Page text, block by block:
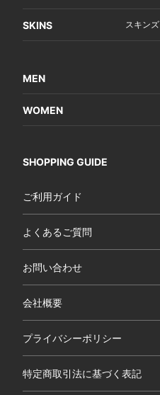
SKINS スキンズ
MEN
WOMEN
SHOPPING GUIDE
ご利用ガイド
よくあるご質問
お問い合わせ
会社概要
プライバシーポリシー
特定商取引法に基づく表記